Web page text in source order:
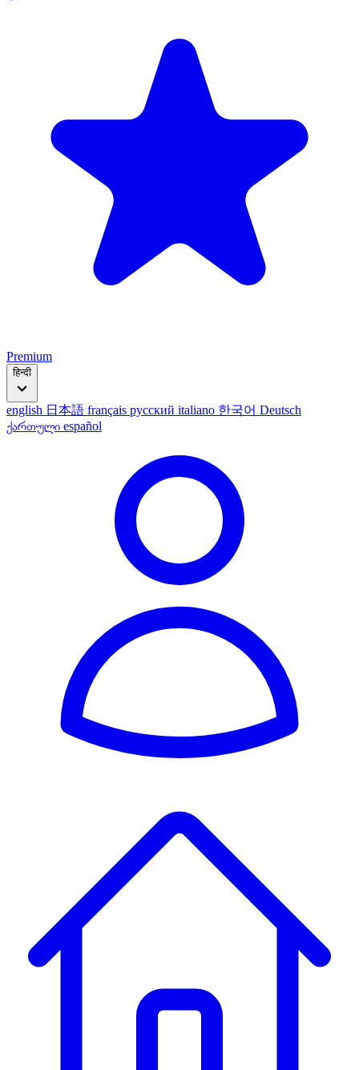
Premium
हिन्दी
english 日本語 français русский italiano 한국어 Deutsch
ქართული español